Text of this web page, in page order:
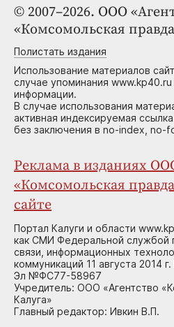
© 2007–2026. ООО
«Комсомольская
Полистать издания
Использование материалов
случае упоминания www.kp40.ru
информации.
В случае использования
активная индексируемая
без заключения в no-index, no-
Реклама в изданиях
«Комсомольская
сайте
Портал Калуги и области
как СМИ Федеральной службой
связи, информационных
коммуникаций 11 августа 2014
Эл №ФС77-58967
Учредитель: ООО «Агентство
Калуга»
Главный редактор: Ивкин В.П.